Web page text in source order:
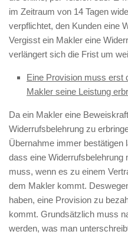
im Zeitraum von 14 Tagen
verpflichtet, den Kunden eine
Vergisst ein Makler eine
verlängert sich die Frist um
Eine Provision muss erst
Makler seine Leistung
Da ein Makler eine
Widerrufsbelehrung zu
Übernahme immer bestätigen
dass eine Widerrufsbelehrung
muss, wenn es zu einem
dem Makler kommt.
haben, eine Provision zu
kommt. Grundsätzlich muss
werden, was man